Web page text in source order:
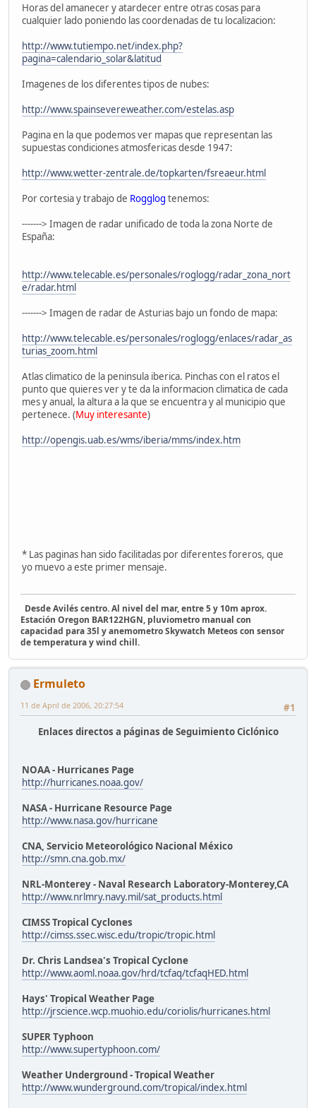
Horas del amanecer y atardecer entre otras cosas para
cualquier lado poniendo las coordenadas de tu localizacion:
http://www.tutiempo.net/index.php?
pagina=calendario_solar&latitud
Imagenes de los diferentes tipos de nubes:
http://www.spainsevereweather.com/estelas.asp
Pagina en la que podemos ver mapas que representan las
supuestas condiciones atmosfericas desde 1947:
http://www.wetter-zentrale.de/topkarten/fsreaeur.html
Por cortesia y trabajo de Rogglog tenemos:
-------> Imagen de radar unificado de toda la zona Norte de
España:
http://www.telecable.es/personales/roglogg/radar_zona_nort
e/radar.html
-------> Imagen de radar de Asturias bajo un fondo de mapa:
http://www.telecable.es/personales/roglogg/enlaces/radar_as
turias_zoom.html
Atlas climatico de la peninsula iberica. Pinchas con el ratos el
punto que quieres ver y te da la informacion climatica de cada
mes y anual, la altura a la que se encuentra y al municipio que
pertenece. (Muy interesante)
http://opengis.uab.es/wms/iberia/mms/index.htm
* Las paginas han sido facilitadas por diferentes foreros, que
yo muevo a este primer mensaje.
Desde Avilés centro. Al nivel del mar, entre 5 y 10m aprox.
Estación Oregon BAR122HGN, pluviometro manual con
capacidad para 35l y anemometro Skywatch Meteos con sensor
de temperatura y wind chill.
Ermuleto
#1
11 de April de 2006, 20:27:54
Enlaces directos a páginas de Seguimiento Ciclónico
NOAA - Hurricanes Page
http://hurricanes.noaa.gov/
NASA - Hurricane Resource Page
http://www.nasa.gov/hurricane
CNA, Servicio Meteorológico Nacional México
http://smn.cna.gob.mx/
NRL-Monterey - Naval Research Laboratory-Monterey,CA
http://www.nrlmry.navy.mil/sat_products.html
CIMSS Tropical Cyclones
http://cimss.ssec.wisc.edu/tropic/tropic.html
Dr. Chris Landsea's Tropical Cyclone
http://www.aoml.noaa.gov/hrd/tcfaq/tcfaqHED.html
Hays' Tropical Weather Page
http://jrscience.wcp.muohio.edu/coriolis/hurricanes.html
SUPER Typhoon
http://www.supertyphoon.com/
Weather Underground - Tropical Weather
http://www.wunderground.com/tropical/index.html